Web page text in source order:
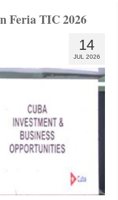
Feria TIC 2026
14
JUL 2026